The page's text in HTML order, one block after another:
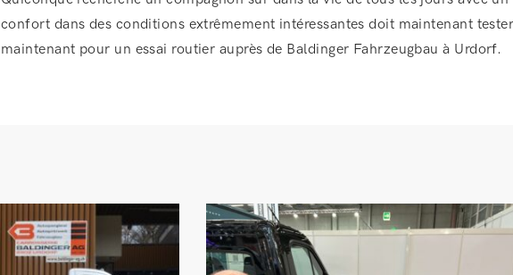
confort dans des conditions extrêmement intéressantes doit maintenant
maintenant pour un essai routier auprès de Baldinger Fahrzeugbau à Urdorf.